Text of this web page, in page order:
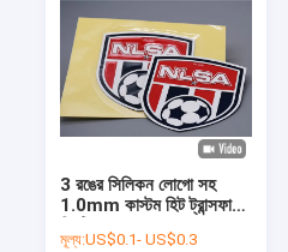
3 রঙের সিলিকন লোগো সহ
1.0mm কাস্টম হিট ট্রান্সফার
মূল্য:US$0.1- US$0.3